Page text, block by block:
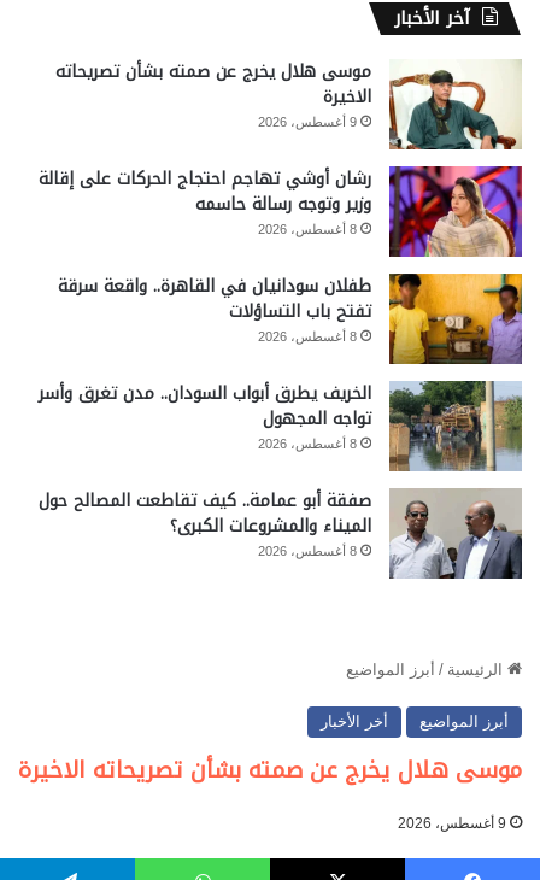
آخر الأخبار
موسى هلال يخرج عن صمته بشأن تصريحاته
الاخيرة
9 أغسطس، 2026
رشان أوشي تهاجم احتجاج الحركات على إقالة
وزير وتوجه رسالة حاسمه
8 أغسطس، 2026
طفلان سودانيان في القاهرة.. واقعة سرقة
تفتح باب التساؤلات
8 أغسطس، 2026
الخريف يطرق أبواب السودان.. مدن تغرق وأسر
تواجه المجهول
8 أغسطس، 2026
صفقة أبو عمامة.. كيف تقاطعت المصالح حول
الميناء والمشروعات الكبرى؟
8 أغسطس، 2026